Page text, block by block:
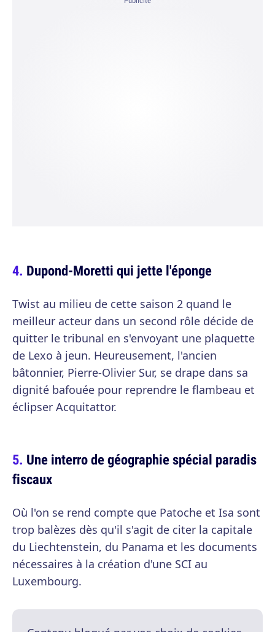
Dupond-Moretti qui jette l'éponge
Twist au milieu de cette saison 2 quand le
meilleur acteur dans un second rôle décide de
quitter le tribunal en s'envoyant une plaquette
de Lexo à jeun. Heureusement, l'ancien
bâtonnier, Pierre-Olivier Sur, se drape dans sa
dignité bafouée pour reprendre le flambeau et
éclipser Acquitattor.
Une interro de géographie spécial paradis
fiscaux
Où l'on se rend compte que Patoche et Isa sont
trop balèzes dès qu'il s'agit de citer la capitale
du Liechtenstein, du Panama et les documents
nécessaires à la création d'une SCI au
Luxembourg.